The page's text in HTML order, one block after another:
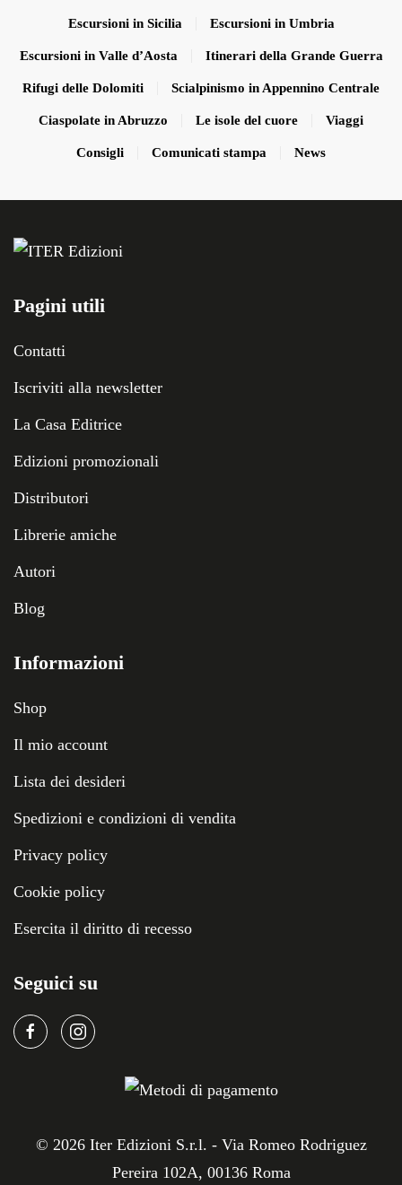
Escursioni in Sicilia Escursioni in Umbria
Escursioni in Valle d’Aosta Itinerari della Grande Guerra
Rifugi delle Dolomiti Scialpinismo in Appennino Centrale
Ciaspolate in Abruzzo Le isole del cuore Viaggi
Consigli Comunicati stampa News
Pagini utili
Contatti
Iscriviti alla newsletter
La Casa Editrice
Edizioni promozionali
Distributori
Librerie amiche
Autori
Blog
Informazioni
Shop
Il mio account
Lista dei desideri
Spedizioni e condizioni di vendita
Privacy policy
Cookie policy
Esercita il diritto di recesso
Seguici su
© 2026Iter Edizioni S.r.l. - Via Romeo Rodriguez
Pereira 102A, 00136 Roma